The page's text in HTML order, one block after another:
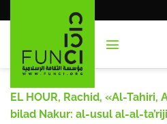
al
EL HOUR, Rachid, «Al-Tahiri,
bilad Nakur: al-usul al-al-